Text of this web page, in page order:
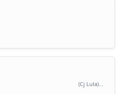
(Cj Lula)...